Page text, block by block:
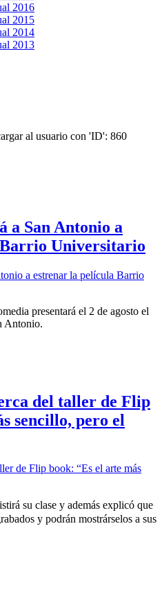
2016
2015
2014
2013
al usuario con 'ID': 860
a San Antonio a
Universitario
presentará el 2 de agosto el
Antonio.
del taller de Flip
sencillo, pero el
su clase y además explicó que
y podrán mostrárselos a sus